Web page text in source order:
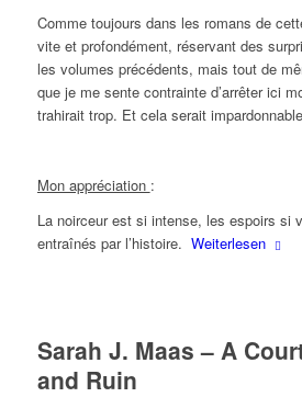
Comme toujours dans les romans de
vite et profondément, réservant des
les volumes précédents, mais tout de
que je me sente contrainte d’arrêter ici
trahirait trop. Et cela serait
Mon appréciation :
La noirceur est si intense, les espoirs si
entraînés par l’histoire. Weiterlesen
Sarah J. Maas – A
and Ruin